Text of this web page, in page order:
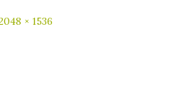
× 1536